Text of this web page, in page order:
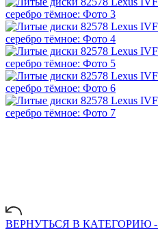
ВЕРНУТЬСЯ В КАТЕГОРИЮ -